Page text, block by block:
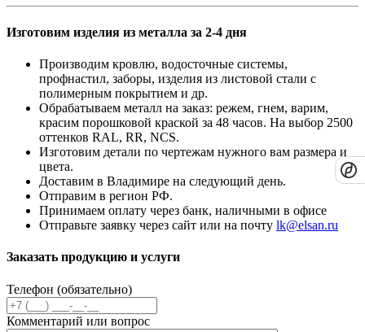
Изготовим изделия из металла за 2-4 дня
Производим кровлю, водосточные системы,
профнастил, заборы, изделия из листовой стали с
полимерным покрытием и др.
Обрабатываем металл на заказ: режем, гнем, варим,
красим порошковой краской за 48 часов. На выбор 2500
оттенков RAL, RR, NCS.
Изготовим детали по чертежам нужного вам размера и
цвета.
Доставим в Владимире на следующий день.
Отправим в регион РФ.
Принимаем оплату через банк, наличными в офисе
Отправьте заявку через сайт или на почту lk@elsan.ru
Заказать продукцию и услуги
Телефон (обязательно)
Комментарий или вопрос